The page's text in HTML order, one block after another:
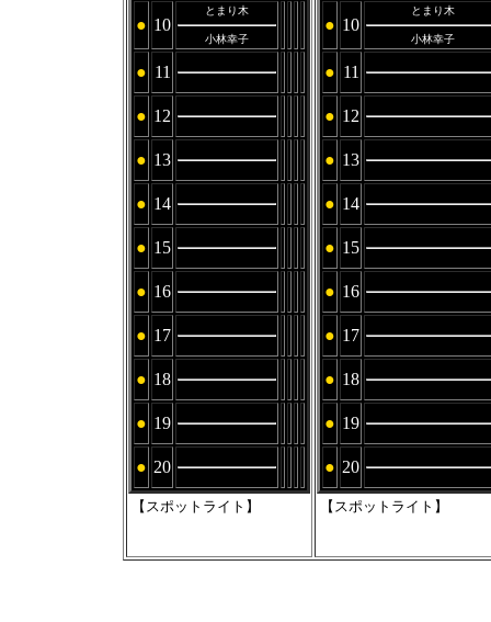
● 10
とまり木
小林幸子
● 11
● 12
● 13
● 14
● 15
● 16
● 17
● 18
● 19
● 20
【スポットライト】
● 10
とまり木
小林幸子
● 11
● 12
● 13
● 14
● 15
● 16
● 17
● 18
● 19
● 20
【スポットライト】